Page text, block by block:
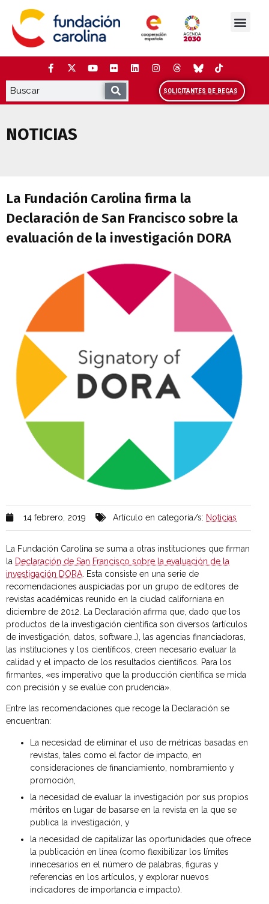
contenido
SOLICITANTES DE BECAS
NOTICIAS
La Fundación Carolina firma la
Declaración de San Francisco sobre la
evaluación de la investigación DORA
14 febrero, 2019 Artículo en categoría/s: Noticias
La Fundación Carolina se suma a otras instituciones que firman
la Declaración de San Francisco sobre la evaluación de la
investigación DORA . Esta consiste en una serie de
recomendaciones auspiciadas por un grupo de editores de
revistas académicas reunido en la ciudad californiana en
diciembre de 2012. La Declaración afirma que, dado que los
productos de la investigación científica son diversos (artículos
de investigación, datos, software…), las agencias financiadoras,
las instituciones y los científicos, creen necesario evaluar la
calidad y el impacto de los resultados científicos. Para los
firmantes, «es imperativo que la producción científica se mida
con precisión y se evalúe con prudencia».
Entre las recomendaciones que recoge la Declaración se
encuentran:
La necesidad de eliminar el uso de métricas basadas en
revistas, tales como el factor de impacto, en
consideraciones de financiamiento, nombramiento y
promoción,
la necesidad de evaluar la investigación por sus propios
méritos en lugar de basarse en la revista en la que se
publica la investigación, y
la necesidad de capitalizar las oportunidades que ofrece
la publicación en línea (como flexibilizar los límites
innecesarios en el número de palabras, figuras y
referencias en los artículos, y explorar nuevos
indicadores de importancia e impacto).